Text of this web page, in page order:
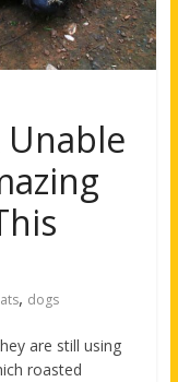
Unable
, dogs
are still using
roasted